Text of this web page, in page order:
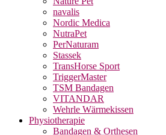
navalis
Nordic Medica
NutraPet
PerNaturam
Stassek
TransHorse Sport
TriggerMaster
TSM Bandagen
VITANDAR
Wehrle Wärmekissen
Physiotherapie
Bandagen & Orthesen